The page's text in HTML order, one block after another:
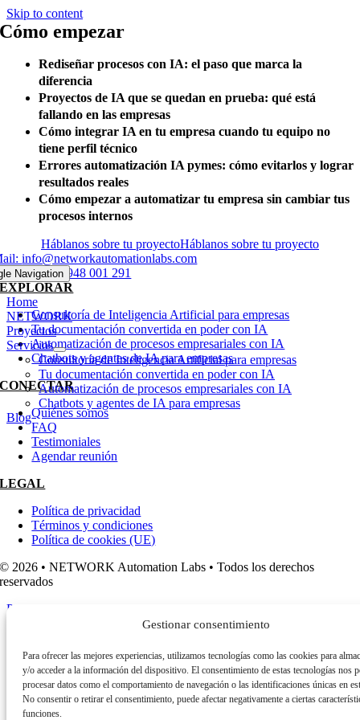
Gestionar consentimiento
Para ofrecer las mejores experiencias, utilizamos tecnologías como las cookies para
y/o acceder a la información del dispositivo. El consentimiento de estas tecnologías nos
procesar datos como el comportamiento de navegación o las identificaciones únicas en
No consentir o retirar el consentimiento, puede afectar negativamente a ciertas
funciones.
Skip to content
Navigation
Home
NETWORK
Proyectos
Servicios
Consultoría de Inteligencia Artificial para empresas
Tu documentación convertida en poder con IA
Automatización de procesos empresariales con IA
Chatbots y agentes de IA para empresas
Blog
Cómo empezar
Rediseñar procesos con IA: el paso que marca la
diferencia
Proyectos de IA que se quedan en prueba: qué está
fallando en las empresas
Cómo integrar IA en tu empresa cuando tu equipo no
tiene perfil técnico
Errores automatización IA pymes: cómo evitarlos y lograr
resultados reales
Cómo empezar a automatizar tu empresa sin cambiar tus
procesos internos
Háblanos sobre tu proyectoHáblanos sobre tu proyecto
info@networkautomationlabs.com
+34 948 001 291
EXPLORAR
Consultoría de Inteligencia Artificial para empresas
Tu documentación convertida en poder con IA
Automatización de procesos empresariales con IA
Chatbots y agentes de IA para empresas
CONECTAR
Quiénes somos
FAQ
Testimoniales
Agendar reunión
LEGAL
Política de privacidad
Términos y condiciones
Política de cookies (UE)
© 2026 • NETWORK Automation Labs • Todos los derechos
reservados
Page load link